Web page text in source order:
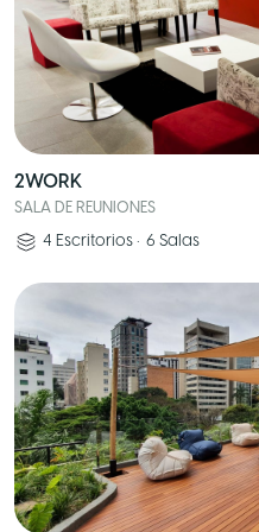
2WORK
SALA DE REUNIONES
4 Escritorios • 6 Salas